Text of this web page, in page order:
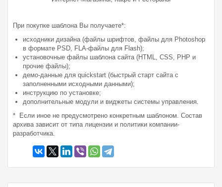
При покупке шаблона Вы получаете*:
исходники дизайна (файлы шрифтов, файлы для Photoshop
в формате PSD, FLA-файлы для Flash);
установочные файлы шаблона сайта (HTML, CSS, PHP и
прочие файлы);
демо-данные для quickstart (быстрый старт сайта с
заполненными исходными данными);
инструкцию по установке;
дополнительные модули и виджеты системы управления.
* Если иное не предусмотрено конкретным шаблоном. Состав
архива зависит от типа лицензии и политики компании-
разработчика.